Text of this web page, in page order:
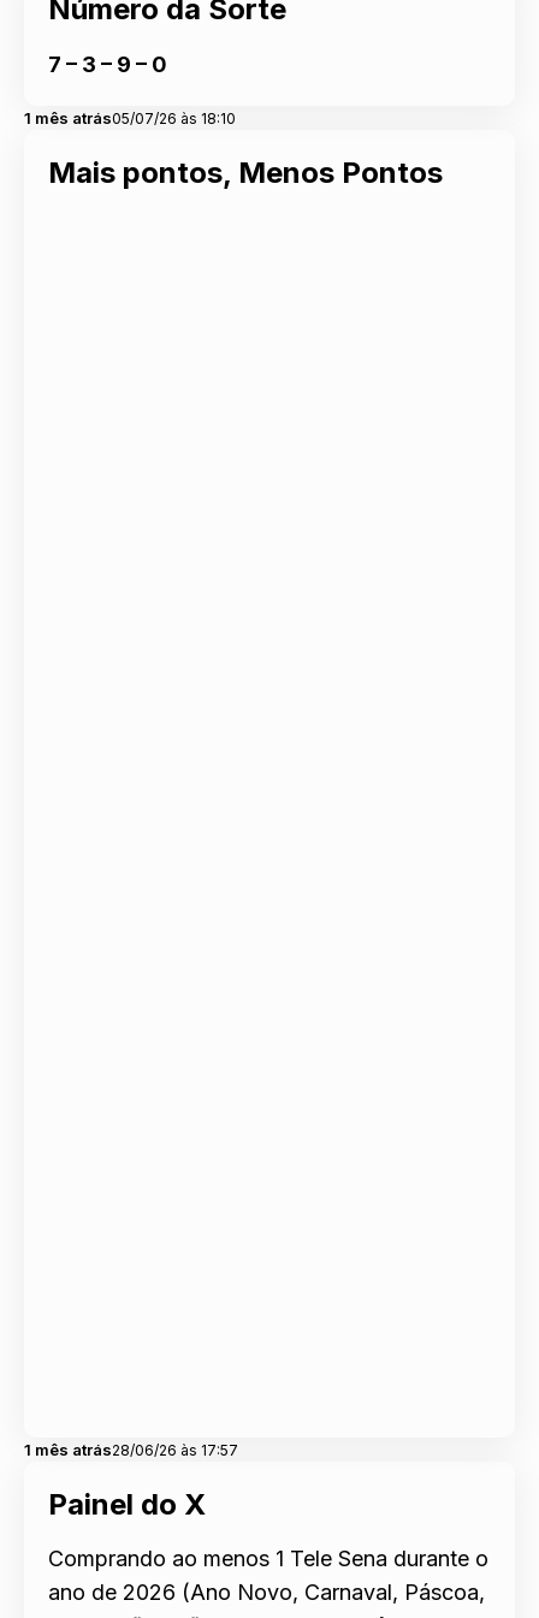
Número da Sorte
7 – 3 – 9 – 0
1 mês atrás05/07/26 às 18:10
Mais pontos, Menos Pontos
1 mês atrás28/06/26 às 17:57
Painel do X
Comprando ao menos 1 Tele Sena durante o
ano de 2026 (Ano Novo, Carnaval, Páscoa,